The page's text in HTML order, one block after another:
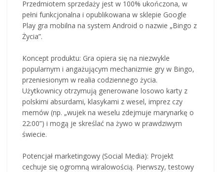
Przedmiotem sprzedaży jest w 100% ukończona, w
pełni funkcjonalna i opublikowana w sklepie Google
Play gra mobilna na system Android o nazwie „Bingo z
Życia”.
Koncept produktu: Gra opiera się na niezwykle
popularnym i angażującym mechanizmie gry w Bingo,
przeniesionym w realia codziennego życia.
Użytkownicy otrzymują generowane losowo karty z
polskimi absurdami, klasykami z wesel, imprez czy
memów (np. „wujek na weselu zdejmuje marynarkę o
22:00”) i mogą je skreślać na żywo w prawdziwym
świecie.
Potencjał marketingowy (Social Media): Projekt
cechuje się ogromną wiralowością. Pierwszy, testowy